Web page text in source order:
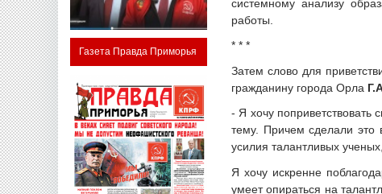
Газета Правда Приморья
системному анализу
работы.
* * *
Затем слово для
гражданину города Орла
- Я хочу поприветствовать
тему. Причем сделали это
усилия талантливых
Я хочу искренне
умеет опираться на